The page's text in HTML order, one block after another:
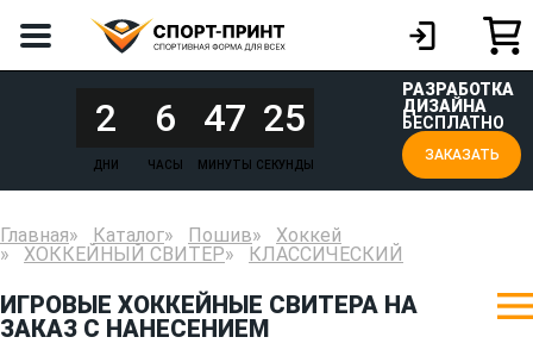
2
ДНИ
6
ЧАСЫ
47
МИНУТЫ
25
СЕКУНДЫ
РАЗРАБОТКА
ДИЗАЙНА
БЕСПЛАТНО
ЗАКАЗАТЬ
Главная Каталог Пошив
Хоккей
ХОККЕЙНЫЙ СВИТЕР
КЛАССИЧЕСКИЙ
ИГРОВЫЕ ХОККЕЙНЫЕ СВИТЕРА НА
ЗАКАЗ С НАНЕСЕНИЕМ